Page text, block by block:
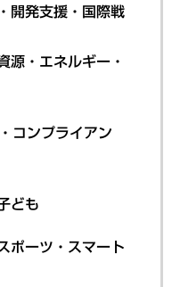
開発支援・国際戦
源・エネルギー・
コンプライアン
ども
ポーツ・スマート